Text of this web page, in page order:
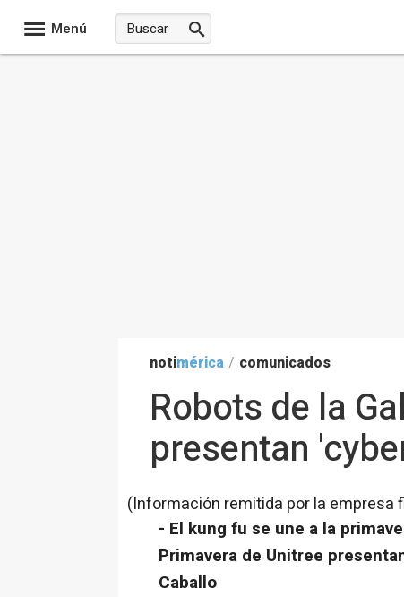
Menú
notimérica / comunicados
Robots de la
presentan
(Información remitida por la empresa
- El kung fu se une a la
Primavera de Unitree
Caballo